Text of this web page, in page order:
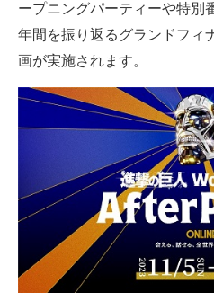
ープニングパーティーや特別
年間を振り返るグランドフィ
画が実施されます。